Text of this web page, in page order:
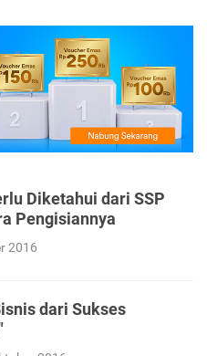
Diketahui dari SSP
Pengisiannya
2016
dari Sukses